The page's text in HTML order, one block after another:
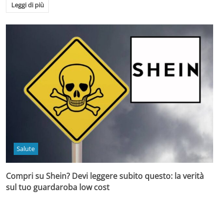
Leggi di più
Salute
Compri su Shein? Devi leggere subito questo: la verità
sul tuo guardaroba low cost